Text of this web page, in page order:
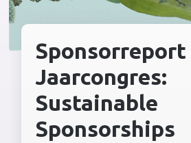
Sponsorreport
Jaarcongres:
Sustainable
Sponsorships